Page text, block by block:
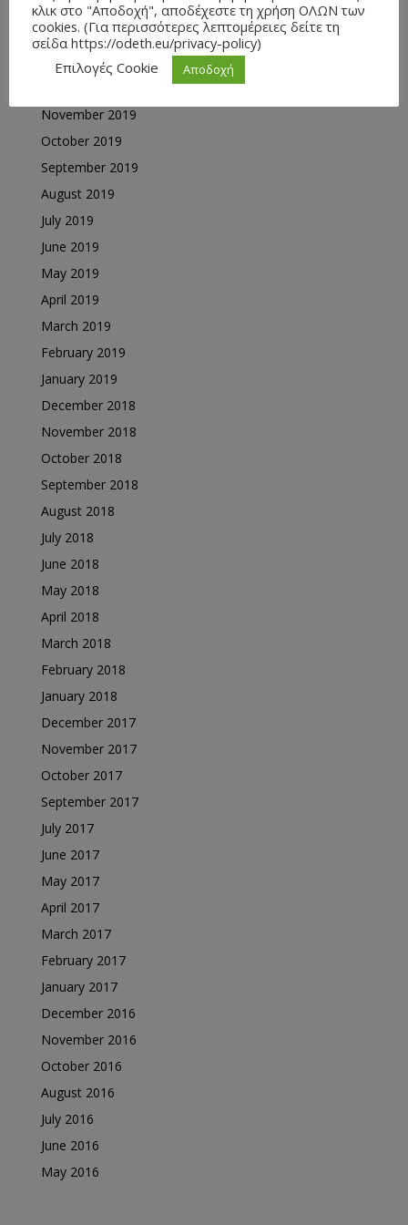
March 2020
February 2020
January 2020
November 2019
October 2019
September 2019
August 2019
July 2019
June 2019
May 2019
April 2019
March 2019
February 2019
January 2019
December 2018
November 2018
October 2018
September 2018
August 2018
July 2018
June 2018
May 2018
April 2018
March 2018
February 2018
January 2018
December 2017
November 2017
October 2017
September 2017
July 2017
June 2017
May 2017
April 2017
March 2017
February 2017
January 2017
December 2016
November 2016
October 2016
August 2016
July 2016
June 2016
May 2016
κλικ στο "Αποδοχή", αποδέχεστε τη χρήση ΟΛΩΝ των
cookies. (Για περισσότερες λεπτομέρειες δείτε τη
σείδα https://odeth.eu/privacy-policy)
Επιλογές Cookie
Αποδοχή